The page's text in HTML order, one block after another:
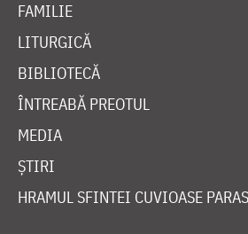
FAMILIE
LITURGICĂ
BIBLIOTECĂ
ÎNTREABĂ PREOTUL
MEDIA
ȘTIRI
HRAMUL SFINTEI CUVIOASE